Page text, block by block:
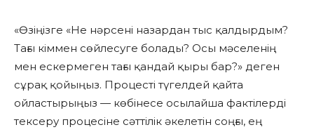
«Өзіңізге «Не нәрсені назардан тыс қалдырдым?
Тағы кіммен сөйлесуге болады? Осы мәселенің
мен ескермеген тағы қандай қыры бар?» деген
сұрақ қойыңыз. Процесті түгелдей қайта
ойластырыңыз — көбінесе осылайша фактілерді
тексеру процесіне сәттілік әкелетін соңғы, ең